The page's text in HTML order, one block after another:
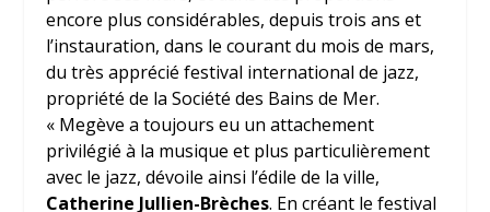
encore plus considérables, depuis trois ans et
l’instauration, dans le courant du mois de mars,
du très apprécié festival international de jazz,
propriété de la Société des Bains de Mer.
« Megève a toujours eu un attachement
privilégié à la musique et plus particulièrement
avec le jazz, dévoile ainsi l’édile de la ville,
Catherine Jullien-Brèches. En créant le festival